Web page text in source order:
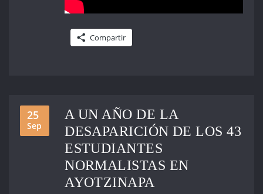
Compartir
25
Sep
A UN AÑO DE LA
DESAPARICIÓN DE LOS 43
ESTUDIANTES
NORMALISTAS EN
AYOTZINAPA